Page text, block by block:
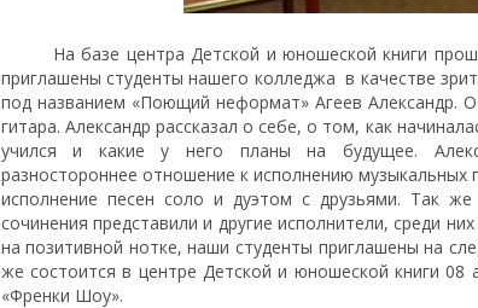
На базе центра Детской и юношеской книги
приглашены студенты нашего колледжа в качестве
под названием «Поющий неформат» Агеев Александр.
гитара. Александр рассказал о себе, о том, как
учился и какие у него планы на будущее.
разностороннее отношение к исполнению музыкальных
исполнение песен соло и дуэтом с друзьями. Так же
сочинения представили и другие исполнители, среди
на позитивной нотке, наши студенты приглашены на
же состоится в центре Детской и юношеской книги 08
«Френки Шоу».